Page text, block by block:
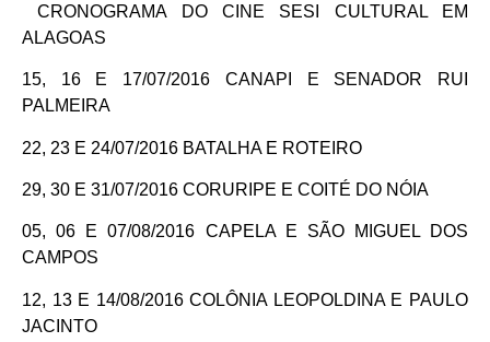
CRONOGRAMA DO CINE SESI CULTURAL EM
ALAGOAS
15, 16 E 17/07/2016 CANAPI E SENADOR RUI
PALMEIRA
22, 23 E 24/07/2016 BATALHA E ROTEIRO
29, 30 E 31/07/2016 CORURIPE E COITÉ DO NÓIA
05, 06 E 07/08/2016 CAPELA E SÃO MIGUEL DOS
CAMPOS
12, 13 E 14/08/2016 COLÔNIA LEOPOLDINA E PAULO
JACINTO